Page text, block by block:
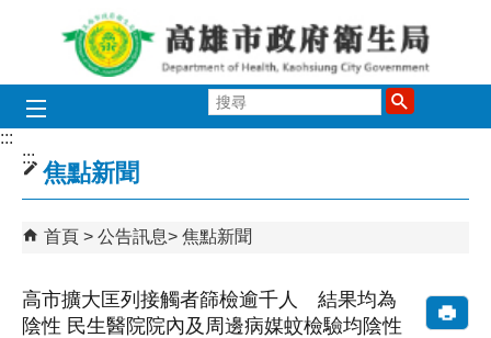
跳到主要內容區塊
尋
:::
:::
焦點新聞
首頁 公告訊息 焦點新聞
高市擴大匡列接觸者篩檢逾千人 結果均為
陰性 民生醫院院內及周邊病媒蚊檢驗均陰性